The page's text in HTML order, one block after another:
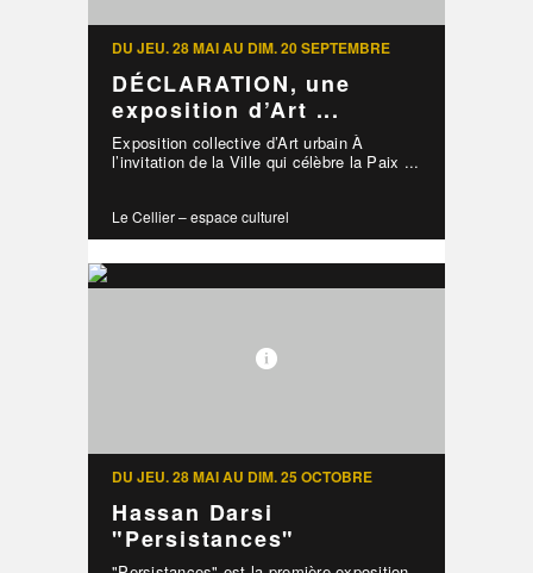
DU JEU. 28 MAI AU DIM. 20 SEPTEMBRE
DÉCLARATION, une
exposition d’Art ...
Exposition collective d’Art urbain À
l’invitation de la Ville qui célèbre la Paix ...
Le Cellier – espace culturel
DU JEU. 28 MAI AU DIM. 25 OCTOBRE
Hassan Darsi
"Persistances"